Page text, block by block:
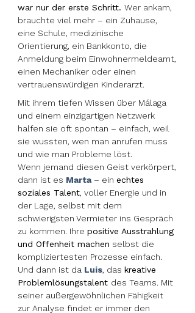
war nur der erste Schritt. Wer ankam,
brauchte viel mehr – ein Zuhause,
eine Schule, medizinische
Orientierung, ein Bankkonto, die
Anmeldung beim Einwohnermeldeamt,
einen Mechaniker oder einen
vertrauenswürdigen Kinderarzt.
Mit ihrem tiefen Wissen über Málaga
und einem einzigartigen Netzwerk
halfen sie oft spontan – einfach, weil
sie wussten, wen man anrufen muss
und wie man Probleme löst.
Wenn jemand diesen Geist verkörpert,
dann ist es Marta– ein echtes
soziales Talent, voller Energie und in
der Lage, selbst mit dem
schwierigsten Vermieter ins Gespräch
zu kommen. Ihre positive Ausstrahlung
und Offenheit machen selbst die
kompliziertesten Prozesse einfach.
Und dann ist da Luis, das kreative
Problemlösungstalent des Teams. Mit
seiner außergewöhnlichen Fähigkeit
zur Analyse findet er immer den